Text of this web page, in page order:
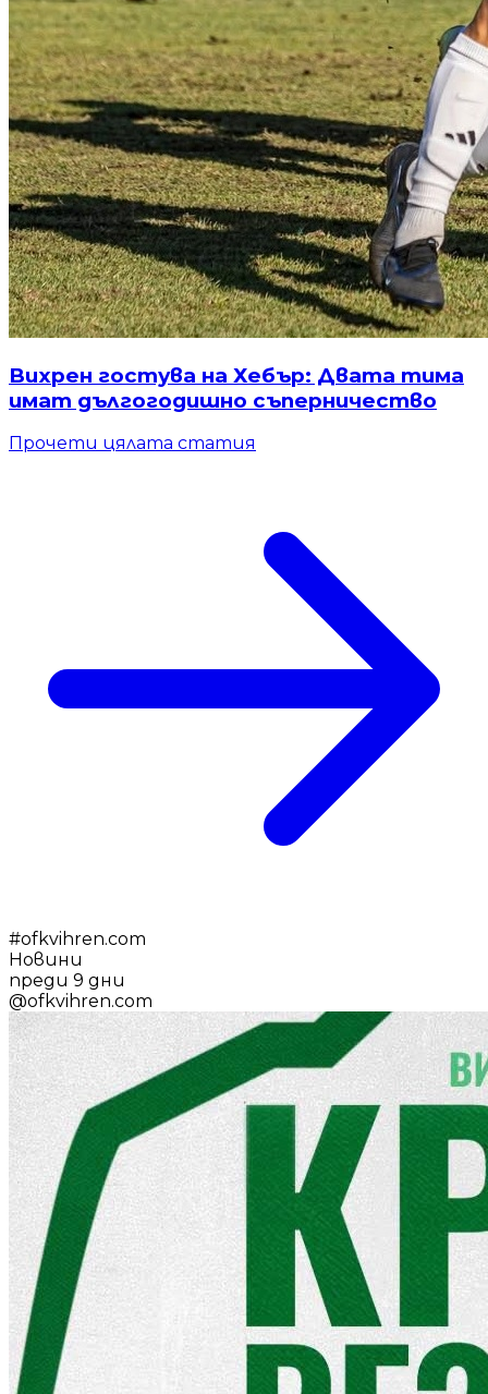
Вихрен гостува на Хебър: Двата тима
имат дългогодишно съперничество
Прочети цялата статия
#ofkvihren.com
Новини
преди 9 дни
@ofkvihren.com